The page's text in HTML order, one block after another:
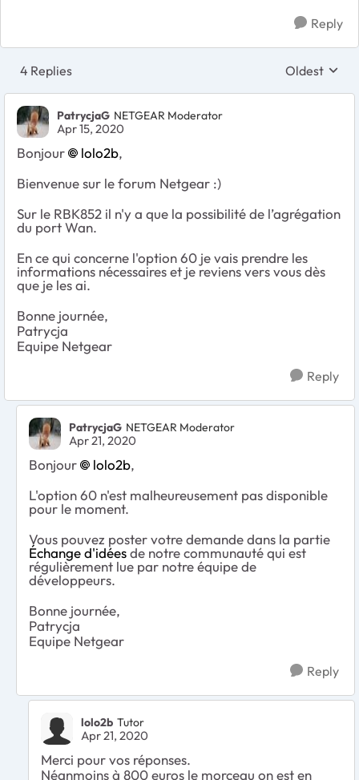
Reply
4 Replies Replies
Oldest
PatrycjaG NETGEAR Moderator
Apr 15, 2020
Bonjour lolo2b,
Bienvenue sur le forum Netgear :)
Sur le RBK852 il n'y a que la possibilité de l’agrégation
du port Wan.
En ce qui concerne l'option 60 je vais prendre les
informations nécessaires et je reviens vers vous dès
que je les ai.
Bonne journée,
Patrycja
Equipe Netgear
Reply
PatrycjaG NETGEAR Moderator
Apr 21, 2020
Bonjour lolo2b,
L'option 60 n'est malheureusement pas disponible
pour le moment.
Vous pouvez poster votre demande dans la partie
Échange d'idéesde notre communauté qui est
régulièrement lue par notre équipe de
développeurs.
Bonne journée,
Patrycja
Equipe Netgear
Reply
lolo2b Tutor
Apr 21, 2020
Merci pour vos réponses.
Néanmoins à 800 euros le morceau on est en